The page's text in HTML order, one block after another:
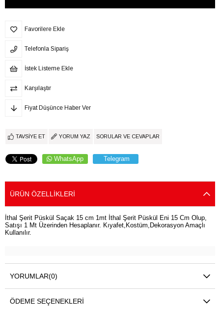
Favorilere Ekle
Telefonla Sipariş
İstek Listeme Ekle
Karşılaştır
Fiyat Düşünce Haber Ver
TAVSIYE ET YORUM YAZ SORULAR VE CEVAPLAR
WhatsApp Telegram
ÜRÜN ÖZELLIKLERI
İthal Şerit Püskül Saçak 15 cm 1mt İthal Şerit Püskül Eni 15 Cm Olup,
Satışı 1 Mt Üzerinden Hesaplanır. Kıyafet,Kostüm,Dekorasyon Amaçlı
Kullanılır.
YORUMLAR(0)
ÖDEME SEÇENEKLERI